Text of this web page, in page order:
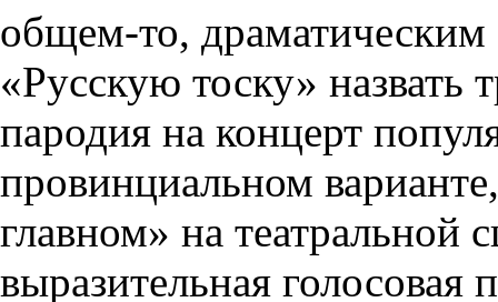
общем-то, драматическим
«Русскую тоску» назвать
пародия на концерт
провинциальном
главном» на театральной
выразительная